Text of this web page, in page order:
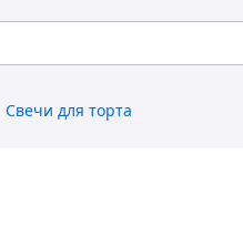
Свечи для торта